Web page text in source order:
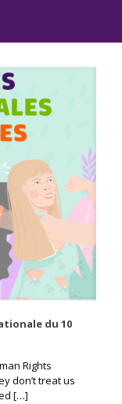
du 10
Rights
don’t treat us
[…]